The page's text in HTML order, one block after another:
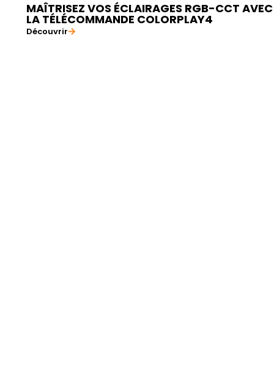
MAÎTRISEZ VOS ÉCLAIRAGES RGB-CCT AVEC
LA TÉLÉCOMMANDE COLORPLAY4
Découvrir